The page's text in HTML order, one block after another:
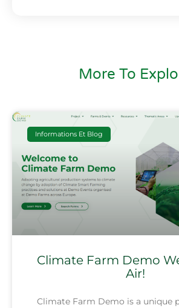
More To
Informations Et Blog
Climate Farm Demo
Air!
Climate Farm Demo is a unique